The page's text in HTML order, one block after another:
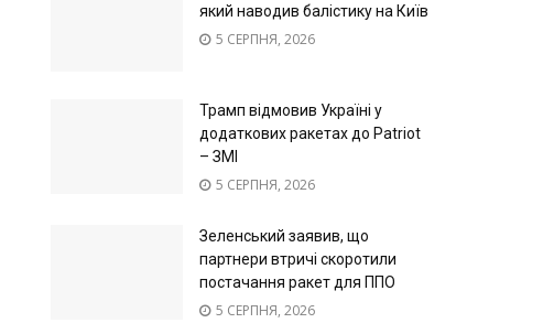
який наводив балістику на Київ
5 СЕРПНЯ, 2026
Трамп відмовив Україні у
додаткових ракетах до Patriot
– ЗМІ
5 СЕРПНЯ, 2026
Зеленський заявив, що
партнери втричі скоротили
постачання ракет для ППО
5 СЕРПНЯ, 2026